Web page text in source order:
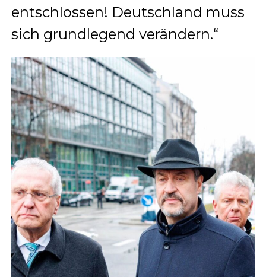
entschlossen! Deutschland muss
sich grundlegend verändern.“